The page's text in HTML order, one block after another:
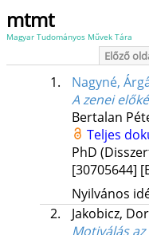
mtmt
Magyar Tudományos Művek Tára
Előző
1.
Nagyné,
A zenei
Bertalan
Teljes
PhD
[30705644]
Nyilvános
2.
Jakobicz,
Motiválás